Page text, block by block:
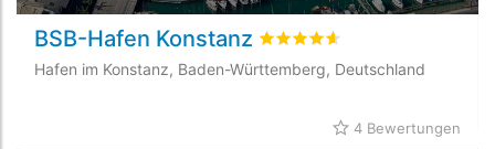
BSB-Hafen Konstanz bewertet4.6
Hafen im Konstanz, Baden-Württemberg, Deutschland
4 Bewertungen